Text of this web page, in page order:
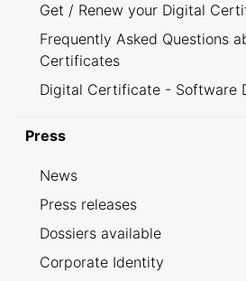
Get / Renew your Digital
Frequently Asked Questions
Certificates
Digital Certificate - Software
Press
News
Press releases
Dossiers available
Corporate Identity